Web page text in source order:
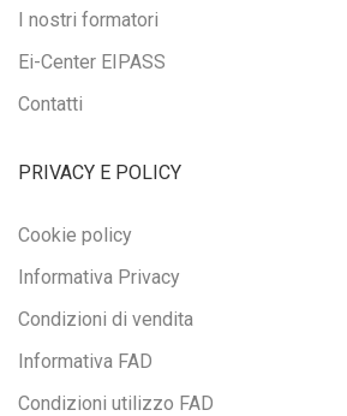
I nostri formatori
Ei-Center EIPASS
Contatti
PRIVACY E POLICY
Cookie policy
Informativa Privacy
Condizioni di vendita
Informativa FAD
Condizioni utilizzo FAD